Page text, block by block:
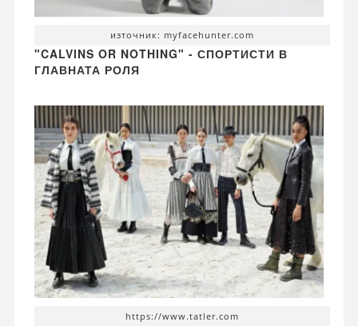
източник: myfacehunter.com
"CALVINS OR NOTHING" - СПОРТИСТИ В
ГЛАВНАТА РОЛЯ
https://www.tatler.com